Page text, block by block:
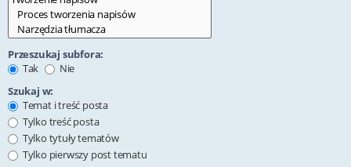
Przeszukaj subfora:
Tak
Nie
Szukaj w:
Temat i treść posta
Tylko treść posta
Tylko tytuły tematów
Tylko pierwszy post tematu